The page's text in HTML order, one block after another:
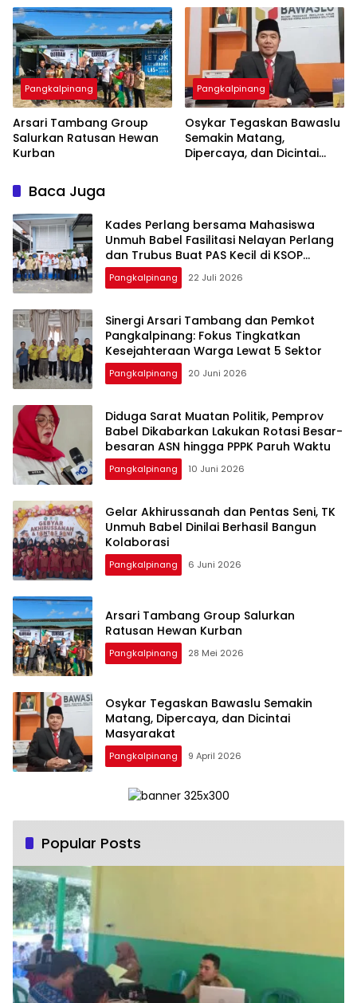
Pangkalpinang
‎Arsari Tambang Group
Salurkan Ratusan Hewan
Kurban
Pangkalpinang
Osykar Tegaskan Bawaslu
Semakin Matang,
Dipercaya, dan Dicintai
Baca Juga
Kades Perlang bersama Mahasiswa
Unmuh Babel Fasilitasi Nelayan Perlang
dan Trubus Buat PAS Kecil di KSOP
Pangkalbalam
Pangkalpinang 22 Juli 2026
‎Sinergi Arsari Tambang dan Pemkot
Pangkalpinang: Fokus Tingkatkan
Pangkalpinang 20 Juni 2026
‎Diduga Sarat Muatan Politik, Pemprov
Babel Dikabarkan Lakukan Rotasi Besar-
Pangkalpinang 10 Juni 2026
‎Gelar Akhirussanah dan Pentas Seni, TK
Unmuh Babel Dinilai Berhasil Bangun
Pangkalpinang 6 Juni 2026
‎Arsari Tambang Group Salurkan
Ratusan Hewan Kurban
Pangkalpinang 28 Mei 2026
Osykar Tegaskan Bawaslu Semakin
Matang, Dipercaya, dan Dicintai
Masyarakat
Pangkalpinang 9 April 2026
Popular Posts